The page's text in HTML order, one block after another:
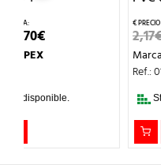
2,17
ORIGINAL
PRECIO
ACTUAL
Marca:
Stock disponible.